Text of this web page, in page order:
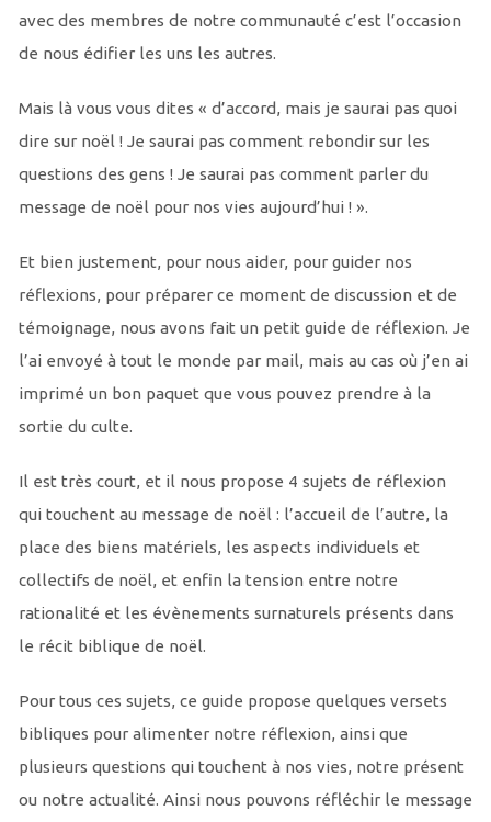
avec des membres de notre communauté c’est l’occasion
de nous édifier les uns les autres.
Mais là vous vous dites « d’accord, mais je saurai pas quoi
dire sur noël ! Je saurai pas comment rebondir sur les
questions des gens ! Je saurai pas comment parler du
message de noël pour nos vies aujourd’hui ! ».
Et bien justement, pour nous aider, pour guider nos
réflexions, pour préparer ce moment de discussion et de
témoignage, nous avons fait un petit guide de réflexion. Je
l’ai envoyé à tout le monde par mail, mais au cas où j’en ai
imprimé un bon paquet que vous pouvez prendre à la
sortie du culte.
Il est très court, et il nous propose 4 sujets de réflexion
qui touchent au message de noël : l’accueil de l’autre, la
place des biens matériels, les aspects individuels et
collectifs de noël, et enfin la tension entre notre
rationalité et les évènements surnaturels présents dans
le récit biblique de noël.
Pour tous ces sujets, ce guide propose quelques versets
bibliques pour alimenter notre réflexion, ainsi que
plusieurs questions qui touchent à nos vies, notre présent
ou notre actualité. Ainsi nous pouvons réfléchir le message